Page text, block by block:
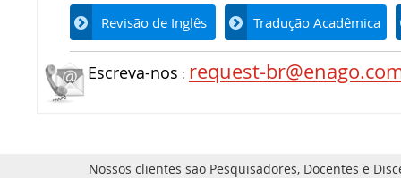
Revisão de Inglês Tradução Acadêmica
Escreva-nos : request-
Nossos clientes são Pesquisadores, Docentes e